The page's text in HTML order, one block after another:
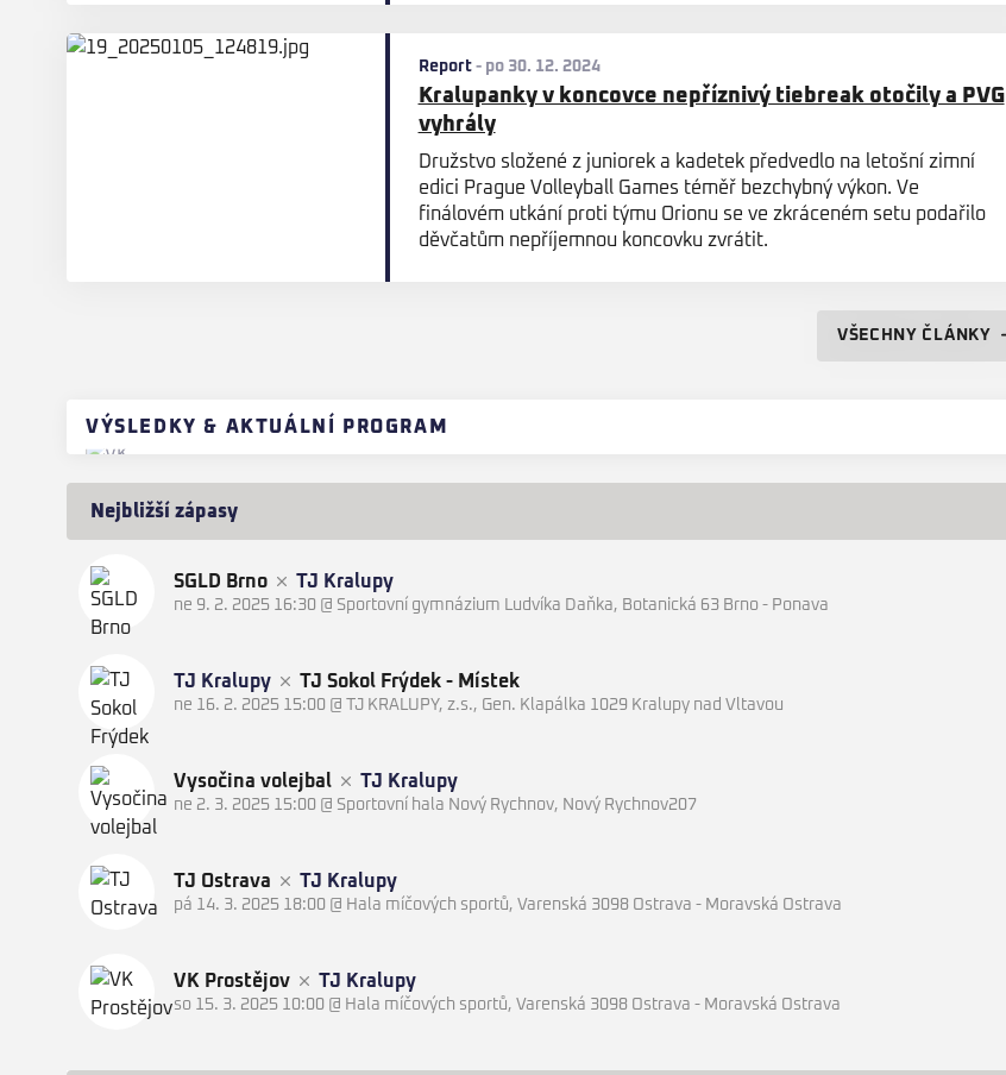
Report- po 30. 12. 2024
Kralupanky v koncovce nepříznivý tiebreak otočily a PVG
vyhrály
Družstvo složené z juniorek a kadetek předvedlo na letošní zimní
edici Prague Volleyball Games téměř bezchybný výkon. Ve
finálovém utkání proti týmu Orionu se ve zkráceném setu podařilo
děvčatům nepříjemnou koncovku zvrátit.
VŠECHNY ČLÁNKY
VÝSLEDKY & AKTUÁLNÍ PROGRAM
Nejbližší zápasy
SGLD Brno TJ Kralupy
ne 9. 2. 2025 16:30 @ Sportovní gymnázium Ludvíka Daňka, Botanická 63 Brno - Ponava
TJ Kralupy TJ Sokol Frýdek - Místek
ne 16. 2. 2025 15:00 @ TJ KRALUPY, z.s., Gen. Klapálka 1029 Kralupy nad Vltavou
Vysočina volejbal TJ Kralupy
ne 2. 3. 2025 15:00 @ Sportovní hala Nový Rychnov, Nový Rychnov207
TJ Ostrava TJ Kralupy
pá 14. 3. 2025 18:00 @ Hala míčových sportů, Varenská 3098 Ostrava - Moravská Ostrava
VK Prostějov TJ Kralupy
so 15. 3. 2025 10:00 @ Hala míčových sportů, Varenská 3098 Ostrava - Moravská Ostrava